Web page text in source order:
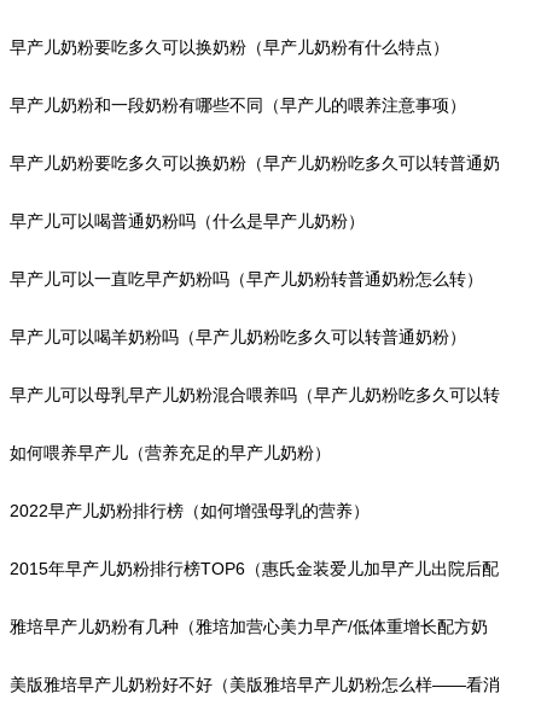
早产儿奶粉要吃多久可以换奶粉（早产儿奶粉有什么特点）
早产儿奶粉和一段奶粉有哪些不同（早产儿的喂养注意事项）
早产儿奶粉要吃多久可以换奶粉（早产儿奶粉吃多久可以转普通奶
粉）
早产儿可以喝普通奶粉吗（什么是早产儿奶粉）
早产儿可以一直吃早产奶粉吗（早产儿奶粉转普通奶粉怎么转）
早产儿可以喝羊奶粉吗（早产儿奶粉吃多久可以转普通奶粉）
早产儿可以母乳早产儿奶粉混合喂养吗（早产儿奶粉吃多久可以转
普通奶粉）
如何喂养早产儿（营养充足的早产儿奶粉）
2022早产儿奶粉排行榜（如何增强母乳的营养）
2015年早产儿奶粉排行榜TOP6（惠氏金装爱儿加早产儿出院后配
方奶粉）
雅培早产儿奶粉有几种（雅培加营心美力早产/低体重增长配方奶
粉）
美版雅培早产儿奶粉好不好（美版雅培早产儿奶粉怎么样——看消